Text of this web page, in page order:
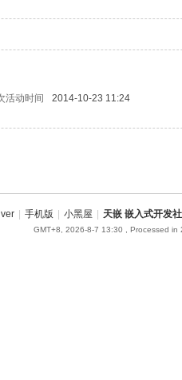
活动时间
2014-10-23 11:24
手机版 小黑屋 天嵌 嵌入式开发
GMT+8, 2026-8-7 13:30 , Processed in